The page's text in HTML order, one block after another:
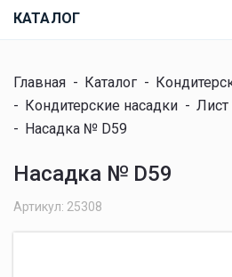
КАТАЛОГ
Главная - Каталог -
- Кондитерские насадки - Лист
- Насадка № D59
Насадка № D59
Артикул: 25308